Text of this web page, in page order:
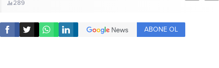
289
ABONE OL